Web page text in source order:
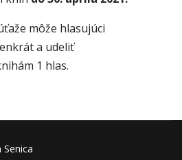
môže hlasujúci
a udeliť
1 hlas.